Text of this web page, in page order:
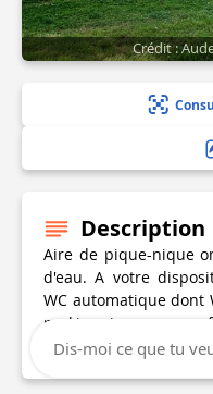
Crédit :
Description
Aire de pique-nique
d'eau. A votre
WC automatique dont
parking, jeux pour
baignade surveillée
Dis-moi ce que tu